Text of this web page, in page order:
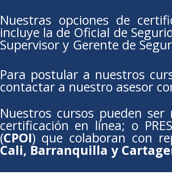
Nuestras opciones de
incluye la de Oficial de
Supervisor y Gerente de
Para postular a nuestros
contactar a nuestro asesor
Nuestros cursos pueden
certificación en línea; o
(CPOI) que colaboran con
Cali, Barranquilla y